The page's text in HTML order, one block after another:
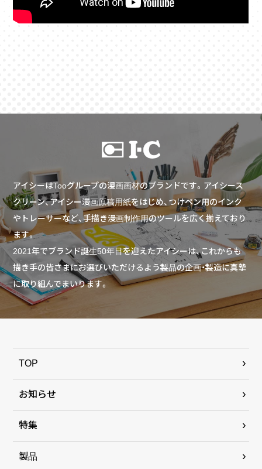
アイシーはTooグループの漫画画材のブランドです。アイシース
クリーン、アイシー漫画原稿用紙をはじめ、つけペン用のインク
やトレーサーなど、手描き漫画制作用のツールを広く揃えており
ます。
2021年でブランド誕生50年目を迎えたアイシーは、これからも
描き手の皆さまにお選びいただけるよう製品の企画・製造に真摯
に取り組んでまいります。
TOP
お知らせ
特集
製品